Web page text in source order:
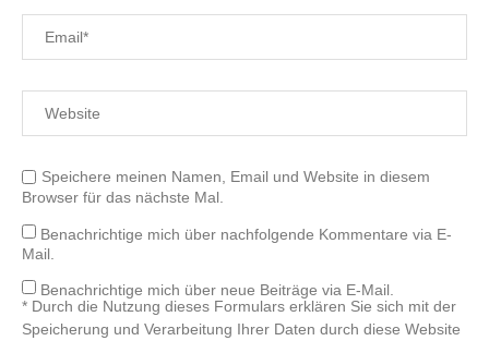
Speichere meinen Namen, Email und Website in diesem
Browser für das nächste Mal.
Benachrichtige mich über nachfolgende Kommentare via E-
Mail.
Benachrichtige mich über neue Beiträge via E-Mail.
* Durch die Nutzung dieses Formulars erklären Sie sich mit der
Speicherung und Verarbeitung Ihrer Daten durch diese Website